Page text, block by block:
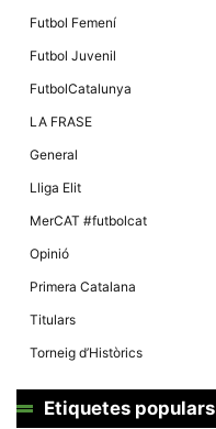
Futbol Femení
Futbol Juvenil
FutbolCatalunya
LA FRASE
General
Lliga Elit
MerCAT #futbolcat
Opinió
Primera Catalana
Titulars
Torneig d’Històrics
Etiquetes populars